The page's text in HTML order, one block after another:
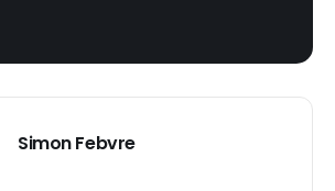
Simon Febvre